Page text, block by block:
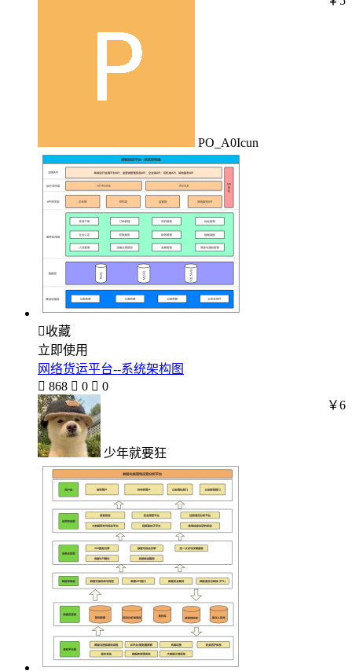
PO_A0Icun
收藏
立即使用
网络货运平台--系统架构图
 868  0  0
少年就要狂
￥6